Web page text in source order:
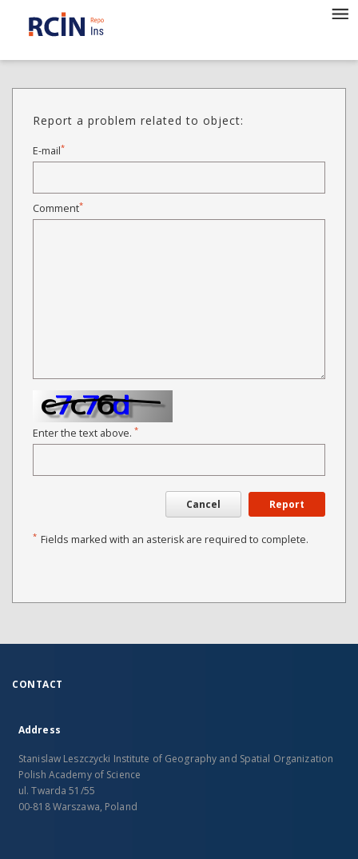
Report a problem related to object:
E-mail*
Comment*
Enter the text above. *
Cancel Report
* Fields marked with an asterisk are required to complete.
CONTACT
Address
Stanislaw Leszczycki Institute of Geography and Spatial Organization
Polish Academy of Science
ul. Twarda 51/55
00-818 Warszawa, Poland